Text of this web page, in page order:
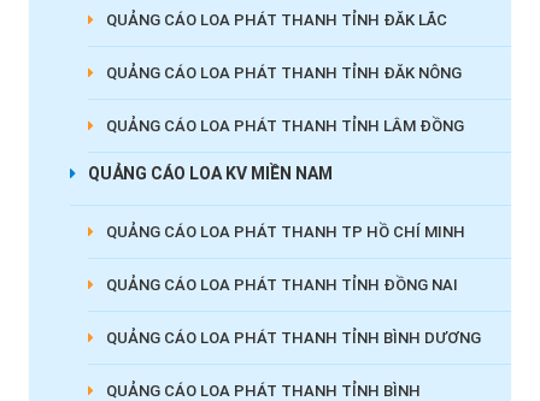
QUẢNG CÁO LOA PHÁT THANH TỈNH ĐĂK LẮC
QUẢNG CÁO LOA PHÁT THANH TỈNH ĐĂK NÔNG
QUẢNG CÁO LOA PHÁT THANH TỈNH LÂM ĐỒNG
QUẢNG CÁO LOA KV MIỀN NAM
QUẢNG CÁO LOA PHÁT THANH TP HỒ CHÍ MINH
QUẢNG CÁO LOA PHÁT THANH TỈNH ĐỒNG NAI
QUẢNG CÁO LOA PHÁT THANH TỈNH BÌNH DƯƠNG
QUẢNG CÁO LOA PHÁT THANH TỈNH BÌNH